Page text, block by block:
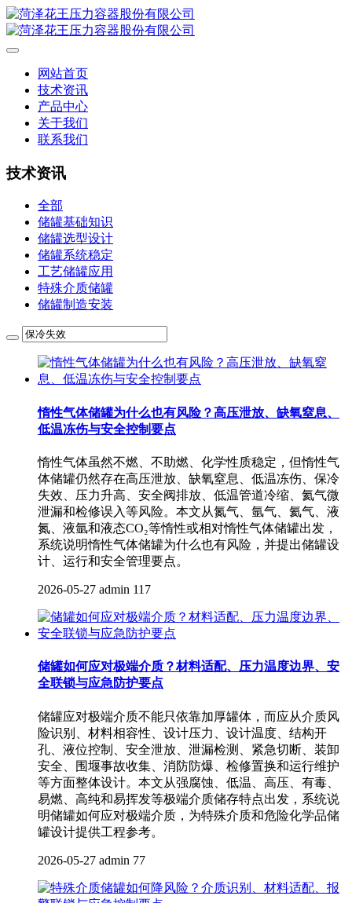
网站首页
技术资讯
产品中心
关于我们
联系我们
技术资讯
全部
储罐基础知识
储罐选型设计
储罐系统稳定
工艺储罐应用
特殊介质储罐
储罐制造安装
惰性气体储罐为什么也有风险？高压泄放、缺氧窒息、
低温冻伤与安全控制要点
惰性气体虽然不燃、不助燃、化学性质稳定，但惰性气
体储罐仍然存在高压泄放、缺氧窒息、低温冻伤、保冷
失效、压力升高、安全阀排放、低温管道冷缩、氦气微
泄漏和检修误入等风险。本文从氮气、氩气、氦气、液
氮、液氩和液态CO₂等惰性或相对惰性气体储罐出发，
系统说明惰性气体储罐为什么也有风险，并提出储罐设
计、运行和安全管理要点。
2026-05-27 admin 117
储罐如何应对极端介质？材料适配、压力温度边界、安
全联锁与应急防护要点
储罐应对极端介质不能只依靠加厚罐体，而应从介质风
险识别、材料相容性、设计压力、设计温度、结构开
孔、液位控制、安全泄放、泄漏检测、紧急切断、装卸
安全、围堰事故收集、消防防爆、检修置换和运行维护
等方面整体设计。本文从强腐蚀、低温、高压、有毒、
易燃、高纯和易挥发等极端介质储存特点出发，系统说
明储罐如何应对极端介质，为特殊介质和危险化学品储
罐设计提供工程参考。
2026-05-27 admin 77